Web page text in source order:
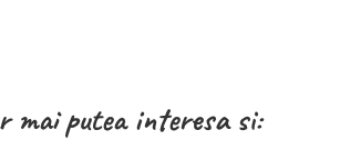
mai putea interesa si: